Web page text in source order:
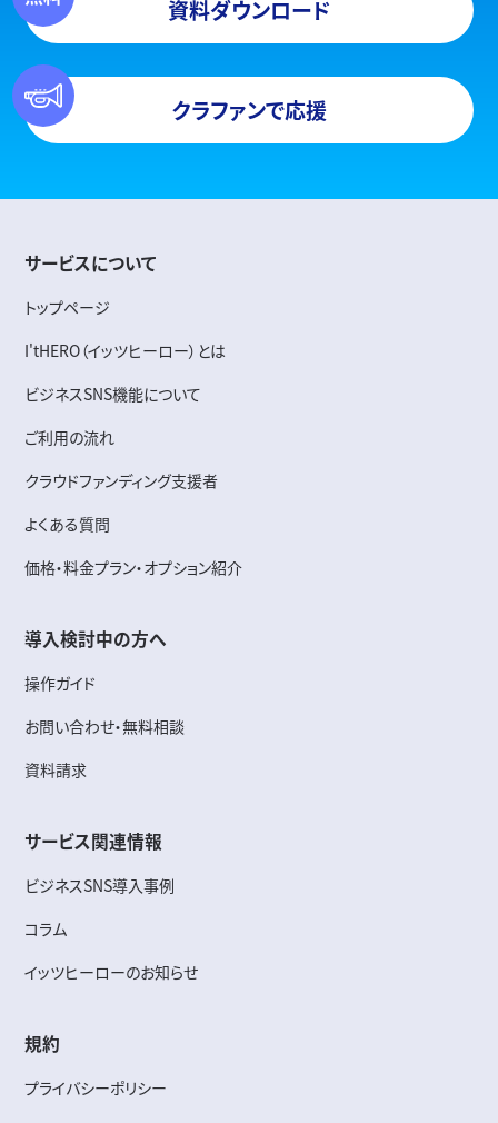
資料ダウンロード
クラファンで応援
サービスについて
トップページ
I'tHERO（イッツヒーロー）とは
ビジネスSNS機能について
ご利用の流れ
クラウドファンディング支援者
よくある質問
価格・料金プラン・オプション紹介
導入検討中の方へ
操作ガイド
お問い合わせ・無料相談
資料請求
サービス関連情報
ビジネスSNS導入事例
コラム
イッツヒーローのお知らせ
規約
プライバシーポリシー